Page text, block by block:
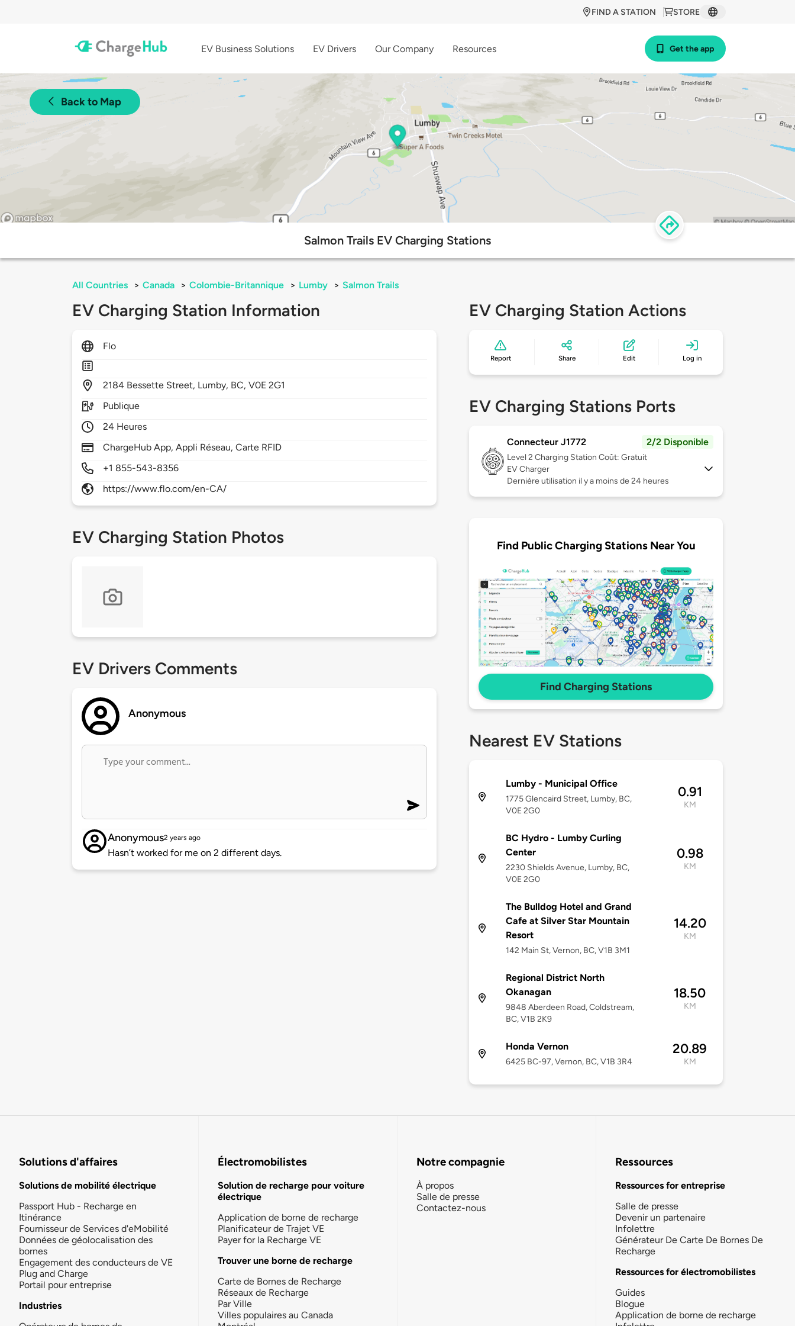
STORE
FIND A STATION
EV Business Solutions EV Drivers Our Company Resources Get the app
Back to Map
Salmon Trails EV Charging Stations
All Countries > Canada > Colombie-Britannique > Lumby > Salmon Trails
EV Charging Station Information
Flo
2184 Bessette Street, Lumby, BC,V0E 2G1
Publique
24 Heures
ChargeHub App, Appli Réseau, Carte RFID
+1 855-543-8356
https://www.flo.com/en-CA/
EV Charging Station Photos
EV Drivers Comments
Anonymous
Anonymous2 years ago
Hasn’t worked for me on 2 different days.
EV Charging Station Actions
Report Share Edit Log in
EV Charging Stations Ports
Connecteur J1772 2/2 Disponible
Level 2 Charging Station Coût: Gratuit
EV Charger
Dernière utilisation il y a moins de 24 heures
Find Public Charging Stations Near You
Find Charging Stations
Nearest EV Stations
Lumby - Municipal Office
1775 Glencaird Street, Lumby, BC,
V0E 2G0
0.91
KM
BC Hydro - Lumby Curling
Center
2230 Shields Avenue, Lumby, BC,
V0E 2G0
0.98
KM
The Bulldog Hotel and Grand
Cafe at Silver Star Mountain
Resort
142 Main St, Vernon, BC, V1B 3M1
14.20
KM
Regional District North
Okanagan
9848 Aberdeen Road, Coldstream,
BC, V1B 2K9
18.50
KM
Honda Vernon
6425 BC-97, Vernon, BC, V1B 3R4
20.89
KM
Solutions d'affaires
Solutions de mobilité électrique
Passport Hub - Recharge en
Itinérance
Fournisseur de Services d'eMobilité
Données de géolocalisation des
bornes
Engagement des conducteurs de VE
Plug and Charge
Portail pour entreprise
Industries
Électromobilistes
Solution de recharge pour voiture
électrique
Application de borne de recharge
Planificateur de Trajet VE
Payer for la Recharge VE
Trouver une borne de recharge
Carte de Bornes de Recharge
Réseaux de Recharge
Par Ville
Villes populaires au Canada
Notre compagnie
À propos
Salle de presse
Contactez-nous
Ressources
Ressources for entreprise
Salle de presse
Devenir un partenaire
Infolettre
Générateur De Carte De Bornes De
Recharge
Ressources for électromobilistes
Guides
Blogue
Application de borne de recharge